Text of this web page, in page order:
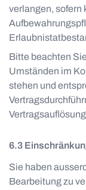
verlangen, sofern
Bitte beachten
Umständen im
stehen und
Sie haben
Bearbeitung zu